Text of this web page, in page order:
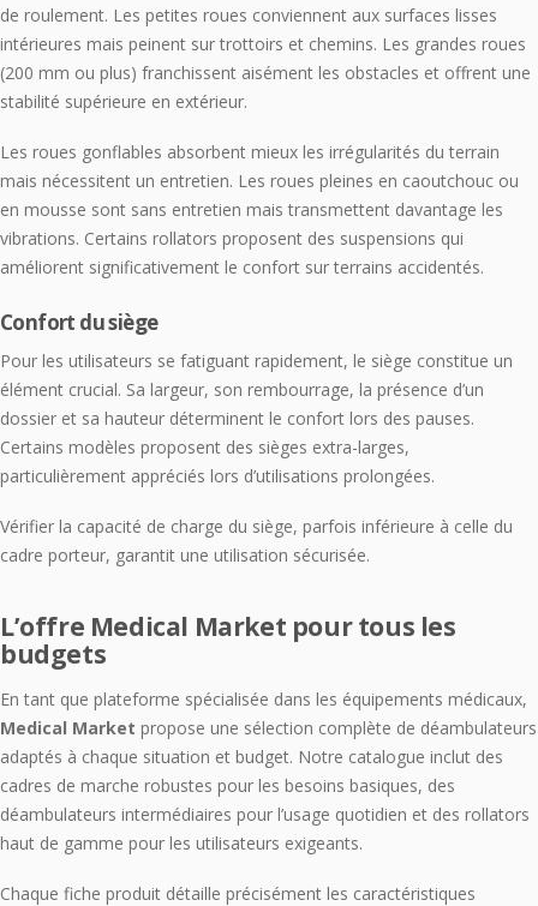
de roulement. Les petites roues conviennent aux surfaces lisses
intérieures mais peinent sur trottoirs et chemins. Les grandes roues
(200 mm ou plus) franchissent aisément les obstacles et offrent une
stabilité supérieure en extérieur.
Les roues gonflables absorbent mieux les irrégularités du terrain
mais nécessitent un entretien. Les roues pleines en caoutchouc ou
en mousse sont sans entretien mais transmettent davantage les
vibrations. Certains rollators proposent des suspensions qui
améliorent significativement le confort sur terrains accidentés.
Confort du siège
Pour les utilisateurs se fatiguant rapidement, le siège constitue un
élément crucial. Sa largeur, son rembourrage, la présence d’un
dossier et sa hauteur déterminent le confort lors des pauses.
Certains modèles proposent des sièges extra-larges,
particulièrement appréciés lors d’utilisations prolongées.
Vérifier la capacité de charge du siège, parfois inférieure à celle du
cadre porteur, garantit une utilisation sécurisée.
L’offre Medical Market pour tous les
budgets
En tant que plateforme spécialisée dans les équipements médicaux,
Medical Market propose une sélection complète de déambulateurs
adaptés à chaque situation et budget. Notre catalogue inclut des
cadres de marche robustes pour les besoins basiques, des
déambulateurs intermédiaires pour l’usage quotidien et des rollators
haut de gamme pour les utilisateurs exigeants.
Chaque fiche produit détaille précisément les caractéristiques